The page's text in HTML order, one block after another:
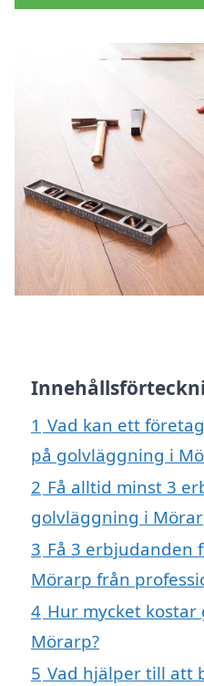
1 Vad kan ett
på golvläggning i
2 Få alltid minst 3
golvläggning i
3 Få 3 erbjudanden
Mörarp från
4 Hur mycket
Mörarp?
5 Vad hjälper till att